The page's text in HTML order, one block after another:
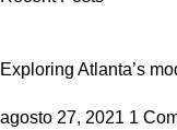
Exploring Atlanta’s
agosto 27, 2021 1